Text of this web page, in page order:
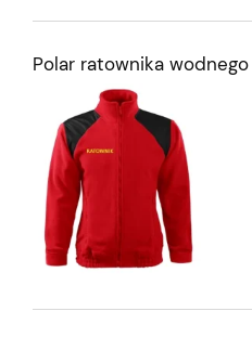
Polar ratownika wodnego